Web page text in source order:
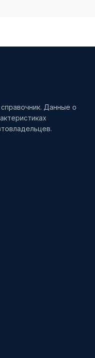
Данные о